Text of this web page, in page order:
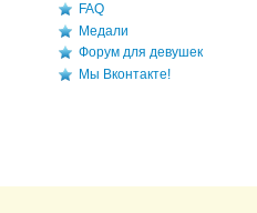
FAQ
Медали
Форум для девушек
Мы Вконтакте!